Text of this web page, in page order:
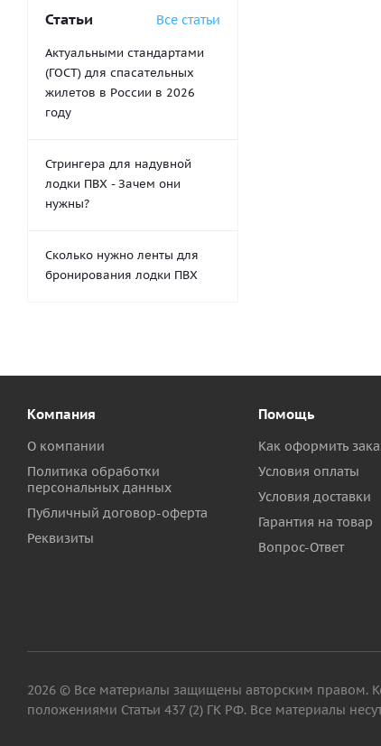
Статьи Все статьи
Актуальными стандартами
(ГОСТ) для спасательных
жилетов в России в 2026
году
Стрингера для надувной
лодки ПВХ - Зачем они
нужны?
Сколько нужно ленты для
бронирования лодки ПВХ
Компания
О компании
Политика обработки
персональных данных
Публичный договор-оферта
Реквизиты
Помощь
Как оформить
Условия оплаты
Условия доставки
Гарантия на товар
Вопрос-Ответ
2026 © Все материалы защищены авторским правом.
положениями Статьи 437 (2) ГК РФ. Все материалы